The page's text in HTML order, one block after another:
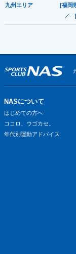
九州エリア [福岡
NASについて
はじめての方へ
ココロ、ウゴカセ。
年代別運動アドバイス